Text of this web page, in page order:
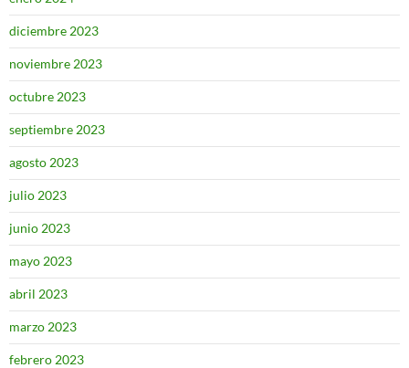
diciembre 2023
noviembre 2023
octubre 2023
septiembre 2023
agosto 2023
julio 2023
junio 2023
mayo 2023
abril 2023
marzo 2023
febrero 2023